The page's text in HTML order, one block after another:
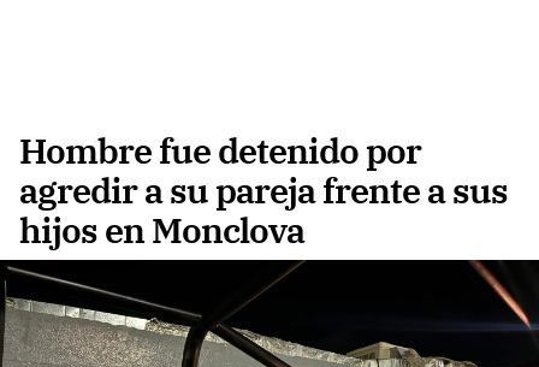
Hombre fue detenido por
agredir a su pareja frente a sus
hijos en Monclova